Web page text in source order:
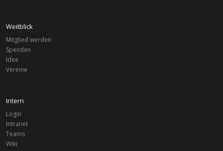
Weitblick
Mitglied werden
Spenden
Idee
Vereine
Intern
Login
Intranet
Teams
Wiki